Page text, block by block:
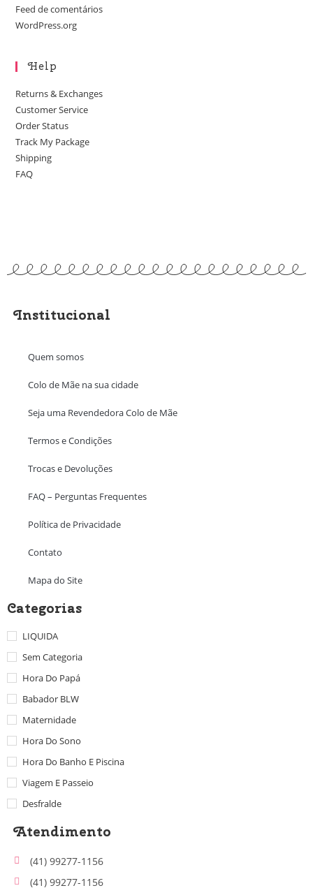
Feed de comentários
WordPress.org
Help
Returns & Exchanges
Customer Service
Order Status
Track My Package
Shipping
FAQ
Institucional
Quem somos
Colo de Mãe na sua cidade
Seja uma Revendedora Colo de Mãe
Termos e Condições
Trocas e Devoluções
FAQ – Perguntas Frequentes
Política de Privacidade
Contato
Mapa do Site
Categorias
LIQUIDA
Sem Categoria
Hora Do Papá
Babador BLW
Maternidade
Hora Do Sono
Hora Do Banho E Piscina
Viagem E Passeio
Desfralde
Atendimento
(41) 99277-1156
(41) 99277-1156